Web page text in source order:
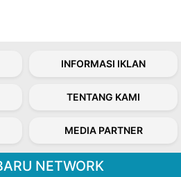
INFORMASI IKLAN
TENTANG KAMI
MEDIA PARTNER
NETWORK